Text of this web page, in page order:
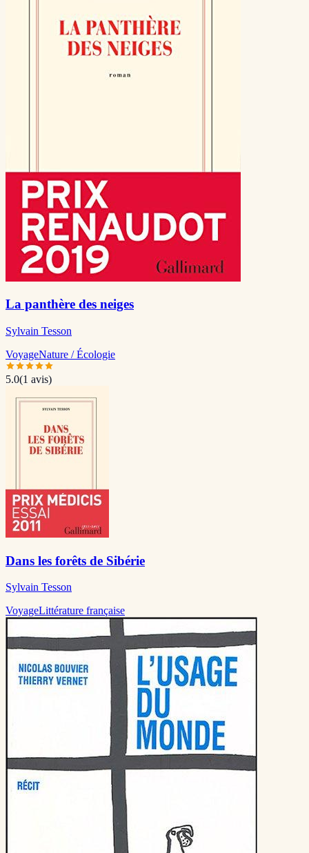
La panthère des neiges
Sylvain Tesson
VoyageNature / Écologie
5.0(1 avis)
Dans les forêts de Sibérie
Sylvain Tesson
VoyageLittérature française